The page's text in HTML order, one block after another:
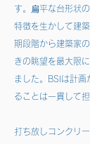
す。扁平な台形状
特徴を生かして建
期段階から建築家
きの眺望を最大限
ました。BSIは計画
ることは一貫して担
打ち放しコンクリ